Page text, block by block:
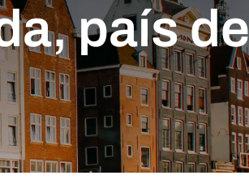
país de